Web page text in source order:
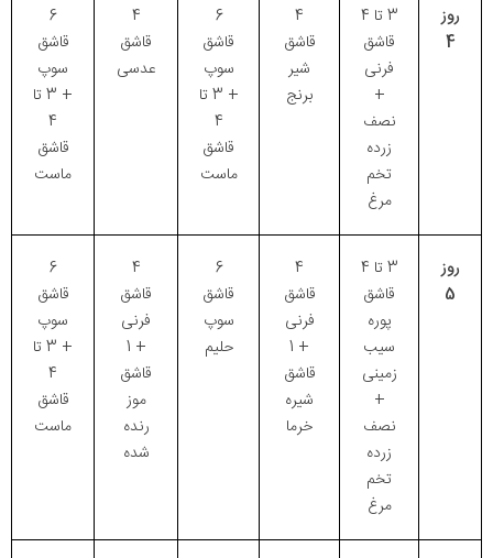
روز
4
3 تا 4
قاشق
فرنی
+
نصف
زرده
تخم
مرغ
4
قاشق
شیر
برنج
6
قاشق
سوپ
+ 3 تا
4
قاشق
ماست
4
قاشق
عدسی
6
قاشق
سوپ
+ 3 تا
4
قاشق
ماست
روز
5
3 تا 4
قاشق
پوره
سیب
زمینی
+
نصف
زرده
تخم
مرغ
4
قاشق
فرنی
+ 1
قاشق
شیره
خرما
6
قاشق
سوپ
حلیم
4
قاشق
فرنی
+ 1
قاشق
موز
رنده
شده
6
قاشق
سوپ
+ 3 تا
4
قاشق
ماست